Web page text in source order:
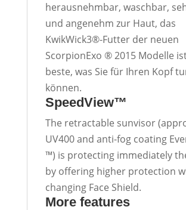
herausnehmbar, waschbar,
und angenehm zur Haut, das
KwikWick3®-Futter der neuen
ScorpionExo ® 2015 Modelle
beste, was Sie für Ihren Kopf
können.
SpeedView™
The retractable sunvisor
UV400 and anti-fog coating
™) is protecting immediately
by offering higher protection
changing Face Shield.
More features